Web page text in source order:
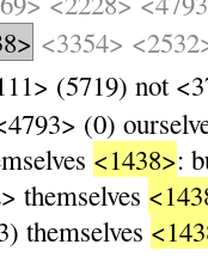
<3354>
(5719) not
(0)
<1438>:
themselves
themselves